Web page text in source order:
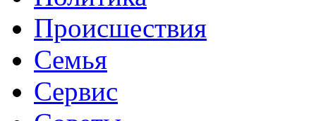
Происшествия
Семья
Сервис